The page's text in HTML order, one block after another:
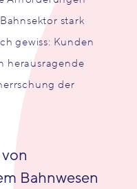
stark
gewiss: Kunden
herausragende
der
Bahnwesen